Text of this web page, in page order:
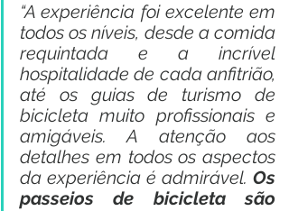
“A experiência foi excelente em
todos os níveis, desde a comida
requintada e a incrível
hospitalidade de cada anfitrião,
até os guias de turismo de
bicicleta muito profissionais e
amigáveis. A atenção aos
detalhes em todos os aspectos
da experiência é admirável. Os
passeios de bicicleta são